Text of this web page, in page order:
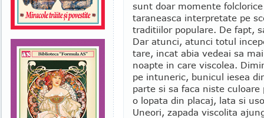
sunt doar momente
taraneasca interpretate pe
traditiilor populare. De fapt,
Dar atunci, atunci totul
tare, incat abia vedeai sa
noapte in care viscolea.
pe intuneric, bunicul iesea
parte si sa faca niste
o lopata din placaj, lata si
Uneori, zapada viscolita